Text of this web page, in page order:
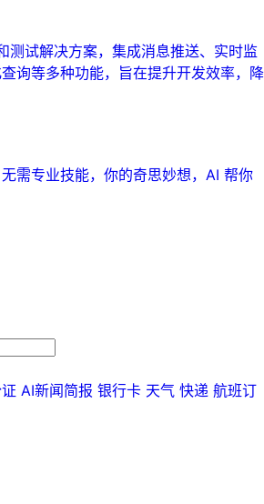
测试解决方案，集成消息推送、实时监
询等多种功能，旨在提升开发效率，降
需专业技能，你的奇思妙想，AI 帮你
AI新闻简报 银行卡 天气 快递 航班订